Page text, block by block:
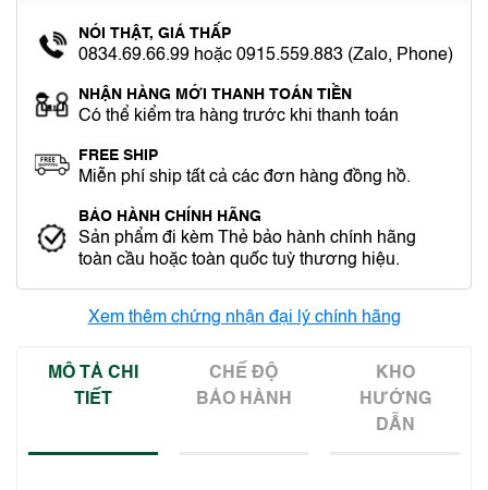
NÓI THẬT, GIÁ THẤP
0834.69.66.99 hoặc 0915.559.883 (Zalo, Phone)
NHẬN HÀNG MỚI THANH TOÁN TIỀN
Có thể kiểm tra hàng trước khi thanh toán
FREE SHIP
Miễn phí ship tất cả các đơn hàng đồng hồ.
BẢO HÀNH CHÍNH HÃNG
Sản phẩm đi kèm Thẻ bảo hành chính hãng
toàn cầu hoặc toàn quốc tuỳ thương hiệu.
Xem thêm chứng nhận đại lý chính hãng
MÔ TẢ CHI
TIẾT
CHẾ ĐỘ
BẢO HÀNH
KHO
HƯỚNG
DẪN